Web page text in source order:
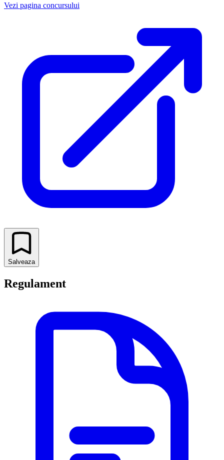
Vezi pagina concursului
Salveaza
Regulament